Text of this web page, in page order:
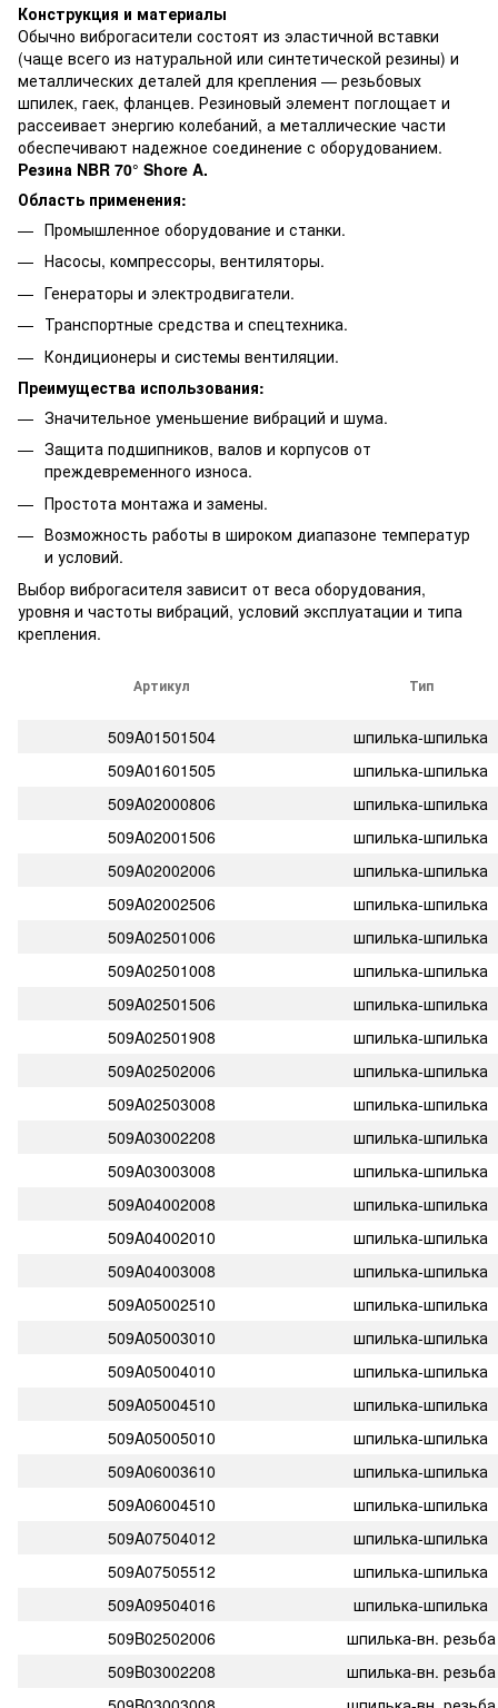
Конструкция и материалы
Обычно виброгасители состоят из эластичной вставки
(чаще всего из натуральной или синтетической резины) и
металлических деталей для крепления — резьбовых
шпилек, гаек, фланцев. Резиновый элемент поглощает и
рассеивает энергию колебаний, а металлические части
обеспечивают надежное соединение с оборудованием.
Резина NBR 70° Shore A.
Область применения:
Промышленное оборудование и станки.
Насосы, компрессоры, вентиляторы.
Генераторы и электродвигатели.
Транспортные средства и спецтехника.
Кондиционеры и системы вентиляции.
Преимущества использования:
Значительное уменьшение вибраций и шума.
Защита подшипников, валов и корпусов от
преждевременного износа.
Простота монтажа и замены.
Возможность работы в широком диапазоне температур
и условий.
Выбор виброгасителя зависит от веса оборудования,
уровня и частоты вибраций, условий эксплуатации и типа
крепления.
Артикул Тип
509A01501504
шпилька-шпилька
509A01601505
шпилька-шпилька
509A02000806
шпилька-шпилька
509A02001506
шпилька-шпилька
509A02002006
шпилька-шпилька
509A02002506
шпилька-шпилька
509A02501006
шпилька-шпилька
509A02501008
шпилька-шпилька
509A02501506
шпилька-шпилька
509A02501908
шпилька-шпилька
509A02502006
шпилька-шпилька
509A02503008
шпилька-шпилька
509A03002208
шпилька-шпилька
509A03003008
шпилька-шпилька
509A04002008
шпилька-шпилька
509A04002010
шпилька-шпилька
509A04003008
шпилька-шпилька
509A05002510
шпилька-шпилька
509A05003010
шпилька-шпилька
509A05004010
шпилька-шпилька
509A05004510
шпилька-шпилька
509A05005010
шпилька-шпилька
509A06003610
шпилька-шпилька
509A06004510
шпилька-шпилька
509A07504012
шпилька-шпилька
509A07505512
шпилька-шпилька
509A09504016
шпилька-шпилька
509B02502006
шпилька-вн. резьба
509B03002208
шпилька-вн. резьба